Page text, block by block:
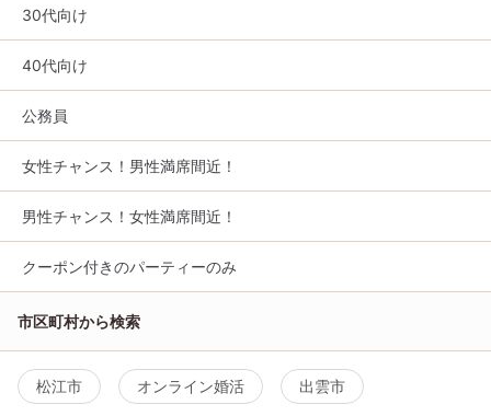
30代向け
40代向け
公務員
女性チャンス！男性満席間近！
男性チャンス！女性満席間近！
クーポン付きのパーティーのみ
市区町村から検索
松江市 オンライン婚活 出雲市